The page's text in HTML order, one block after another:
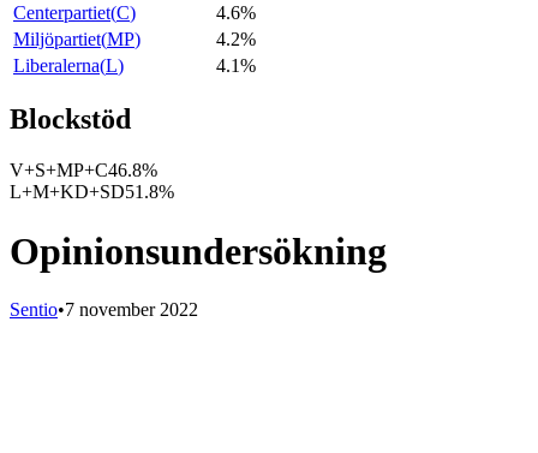
Centerpartiet(C)
4.6%
Miljöpartiet(MP)
4.2%
Liberalerna(L) 4.1%
Blockstöd
V+S+MP+C46.8%
L+M+KD+SD51.8%
Opinionsundersökning
Sentio•7 november 2022